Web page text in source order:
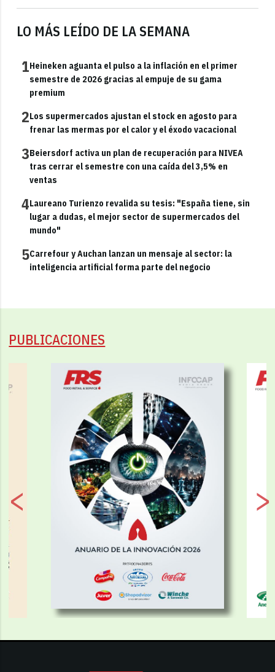
LO MÁS LEÍDO DE LA SEMANA
1Heineken aguanta el pulso a la inflación en el primer
semestre de 2026 gracias al empuje de su gama
premium
2Los supermercados ajustan el stock en agosto para
frenar las mermas por el calor y el éxodo vacacional
3Beiersdorf activa un plan de recuperación para NIVEA
tras cerrar el semestre con una caída del 3,5% en
ventas
4Laureano Turienzo revalida su tesis: "España tiene, sin
lugar a dudas, el mejor sector de supermercados del
mundo"
5Carrefour y Auchan lanzan un mensaje al sector: la
inteligencia artificial forma parte del negocio
PUBLICACIONES